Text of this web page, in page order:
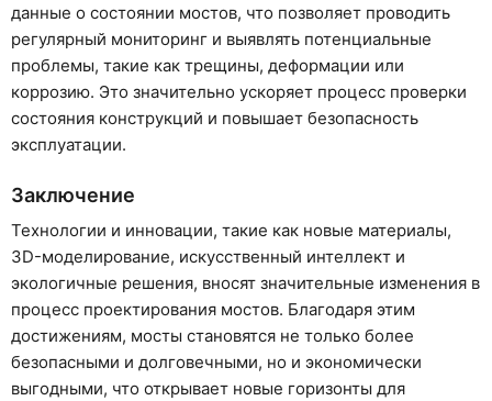
данные о состоянии мостов, что позволяет проводить
регулярный мониторинг и выявлять потенциальные
проблемы, такие как трещины, деформации или
коррозию. Это значительно ускоряет процесс проверки
состояния конструкций и повышает безопасность
эксплуатации.
Заключение
Технологии и инновации, такие как новые материалы,
3D-моделирование, искусственный интеллект и
экологичные решения, вносят значительные изменения в
процесс проектирования мостов. Благодаря этим
достижениям, мосты становятся не только более
безопасными и долговечными, но и экономически
выгодными, что открывает новые горизонты для